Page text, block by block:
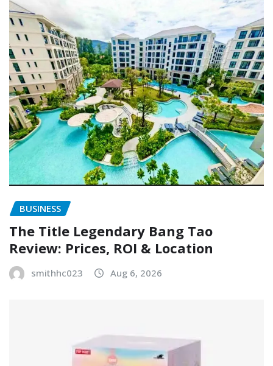
BUSINESS
The Title Legendary Bang Tao
Review: Prices, ROI & Location
smithhc023 Aug 6, 2026